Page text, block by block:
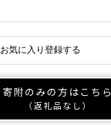
お気に入り登録する
寄附のみの方はこちら
（返礼品なし）